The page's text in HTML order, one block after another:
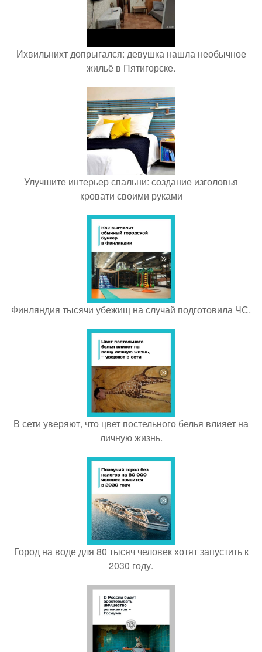
Ихвильнихт допрыгался: девушка нашла необычное
жильё в Пятигорске.
Улучшите интерьер спальни: создание изголовья
кровати своими руками
Финляндия тысячи убежищ на случай подготовила ЧС.
В сети уверяют, что цвет постельного белья влияет на
личную жизнь.
Город на воде для 80 тысяч человек хотят запустить к
2030 году.